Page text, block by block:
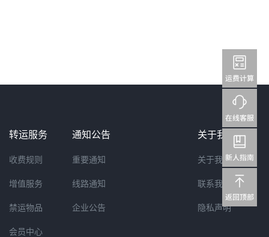
转运服务
收费规则
增值服务
禁运物品
会员中心
通知公告
重要通知
线路通知
企业公告
关于我们
关于我们
联系我们
隐私声明